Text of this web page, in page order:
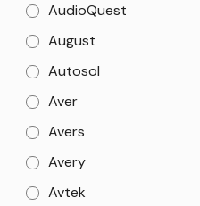
AudioQuest
August
Autosol
Aver
Avers
Avery
Avtek